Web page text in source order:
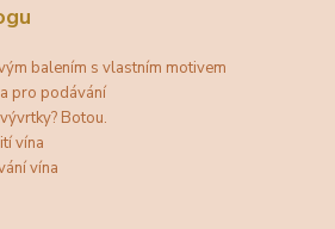
balením s vlastním motivem
pro podávání
Botou.
vína
vína